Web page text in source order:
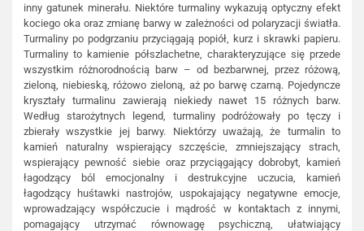
inny gatunek minerału. Niektóre turmaliny wykazują optyczny efekt
kociego oka oraz zmianę barwy w zależności od polaryzacji światła.
Turmaliny po podgrzaniu przyciągają popiół, kurz i skrawki papieru.
Turmaliny to kamienie półszlachetne, charakteryzujące się przede
wszystkim różnorodnością barw – od bezbarwnej, przez różową,
zieloną, niebieską, różowo zieloną, aż po barwę czarną. Pojedyncze
kryształy turmalinu zawierają niekiedy nawet 15 różnych barw.
Według starożytnych legend, turmaliny podróżowały po tęczy i
zbierały wszystkie jej barwy. Niektórzy uważają, że turmalin to
kamień naturalny wspierający szczęście, zmniejszający strach,
wspierający pewność siebie oraz przyciągający dobrobyt, kamień
łagodzący ból emocjonalny i destrukcyjne uczucia, kamień
łagodzący huśtawki nastrojów, uspokajający negatywne emocje,
wprowadzający współczucie i mądrość w kontaktach z innymi,
pomagający utrzymać równowagę psychiczną, ułatwiający